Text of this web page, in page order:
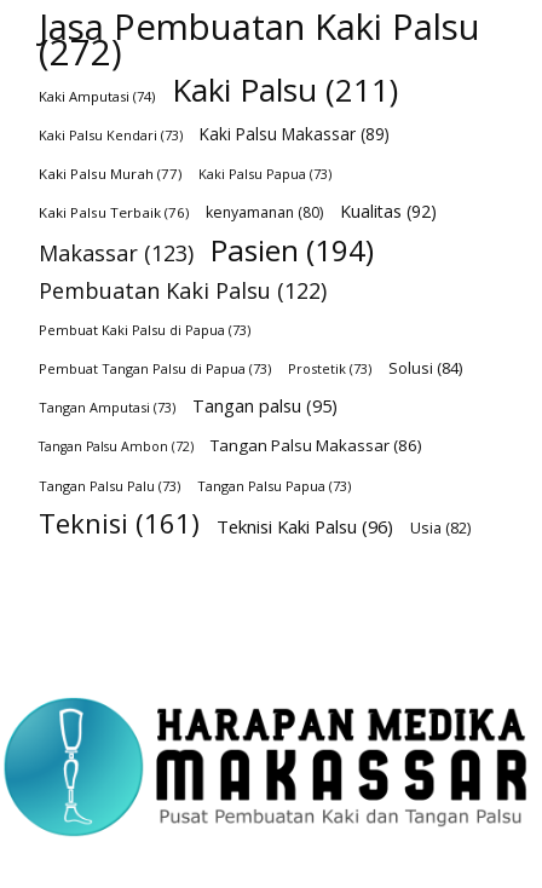
Jasa Pembuatan Kaki Palsu
(272)
Kaki Amputasi (74) Kaki Palsu (211)
Kaki Palsu Kendari (73) Kaki Palsu Makassar (89)
Kaki Palsu Murah (77) Kaki Palsu Papua (73)
Kaki Palsu Terbaik (76) kenyamanan (80) Kualitas (92)
Makassar (123) Pasien (194)
Pembuatan Kaki Palsu (122)
Pembuat Kaki Palsu di Papua (73)
Pembuat Tangan Palsu di Papua (73) Prostetik (73) Solusi (84)
Tangan Amputasi (73) Tangan palsu (95)
Tangan Palsu Ambon (72) Tangan Palsu Makassar(86)
Tangan Palsu Palu (73) Tangan Palsu Papua (73)
Teknisi (161) Teknisi Kaki Palsu (96) Usia (82)